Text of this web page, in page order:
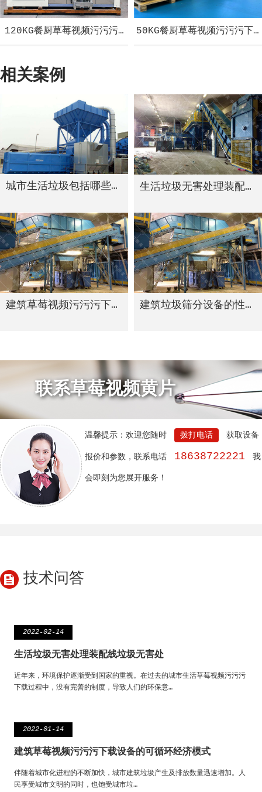
120KG餐厨草莓视频污污污下载设备50KG餐厨草莓视频污污污下
相关案例
城市生活垃圾包括哪些种类 生活垃圾无害处理装配线
建筑草莓视频污污污下载设备的可循环经济模式
建筑垃圾筛分设备的性能
联系草莓视频黄片
温馨提示：欢迎您随时 拨打电话 获取设备
报价和参数，联系电话 18638722221
会即刻为您展开服务！
技术问答
2022-02-14
生活垃圾无害处理装配线垃圾无害处
近年来，环境保护逐渐受到国家的重视。在过去的城市生活草莓视频污污污
下载过程中，没有完善的制度，导致人们的环保意…
2022-01-14
建筑草莓视频污污污下载设备的可循环经济模式
伴随着城市化进程的不断加快，城市建筑垃圾产生及排放数量迅速增加。人
民享受城市文明的同时，也饱受城市垃…